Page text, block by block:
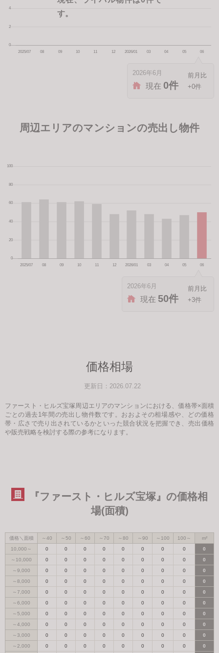
す。
2026年6月
現在 0件 +0件
周辺エリアのマンションの売出し物件
2026年6月
現在 50件 +3件
価格相場
更新日：2026.07.22
ファースト・ヒルズ宝塚周辺エリアのマンションにおける、価格帯×面積
ごとの過去1年間の売出し物件数です。おおよその相場感や、どの価格
帯・広さで売り出されているかといった競合状況を把握でき、売出価格
や販売戦略を検討する際の参考になります。
『ファースト・ヒルズ宝塚』の価格相
場(面積)
価格＼面積 ～40 ～50 ～60 ～70 ～80 ～90 ～100 100～
m²
10,000～
0 0 0 0 0 0 0 0
0
～10,000
0 0 0 0 0 0 0 0
0
～9,000
0 0 0 0 0 0 0 0
0
～8,000
0 0 0 0 0 0 0 0
0
～7,000
0 0 0 0 0 0 0 0
0
～6,000
0 0 0 0 0 0 0 0
0
～5,000
0 0 0 0 0 0 0 0
0
～4,000
0 0 0 0 0 0 0 0
0
～3,000
0 0 0 0 0 0 0 0
0
～2,000
0 0 0 0 0 0 0 0
0